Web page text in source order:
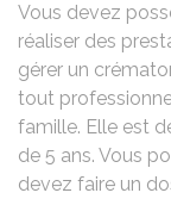
Vous devez
réaliser des
gérer un
tout
famille. Elle est
de 5 ans. Vous
devez faire un